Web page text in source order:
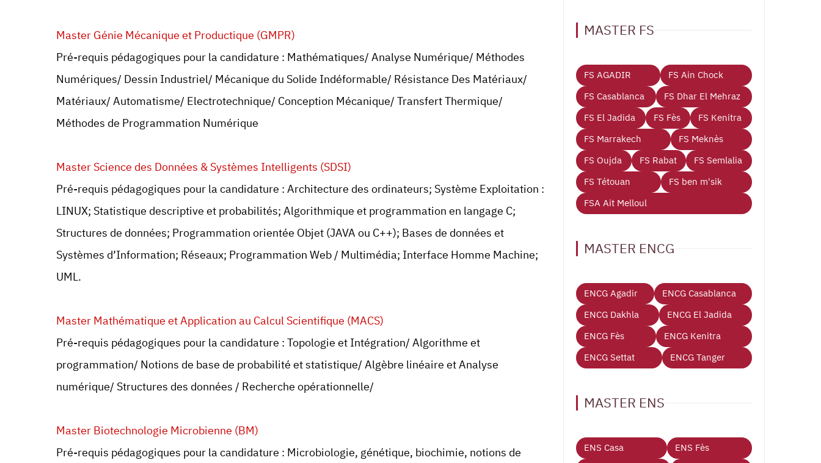
Master Génie Mécanique et Productique (GMPR)
Pré-requis pédagogiques pour la candidature : Mathématiques/ Analyse Numérique/ Méthodes
Numériques/ Dessin Industriel/ Mécanique du Solide Indéformable/ Résistance Des Matériaux/
Matériaux/ Automatisme/ Electrotechnique/ Conception Mécanique/ Transfert Thermique/
Méthodes de Programmation Numérique
Master Science des Données & Systèmes Intelligents (SDSI)
Pré-requis pédagogiques pour la candidature : Architecture des ordinateurs; Système Exploitation :
LINUX; Statistique descriptive et probabilités; Algorithmique et programmation en langage C;
Structures de données; Programmation orientée Objet (JAVA ou C++); Bases de données et
Systèmes d’Information; Réseaux; Programmation Web / Multimédia; Interface Homme Machine;
UML.
Master Mathématique et Application au Calcul Scientifique (MACS)
Pré-requis pédagogiques pour la candidature : Topologie et Intégration/ Algorithme et
programmation/ Notions de base de probabilité et statistique/ Algèbre linéaire et Analyse
numérique/ Structures des données / Recherche opérationnelle/
Master Biotechnologie Microbienne (BM)
Pré-requis pédagogiques pour la candidature : Microbiologie, génétique, biochimie, notions de
MASTER FS
FS AGADIR
FS Ain Chock
FS Casablanca
FS Dhar El Mehraz
FS El Jadida
FS Fès
FS Kenitra
FS Marrakech
FS Meknès
FS Oujda
FS Rabat
FS Semlalia
FS Tétouan
FS ben m'sik
FSA Ait Melloul
MASTER ENCG
ENCG Agadir
ENCG Casablanca
ENCG Dakhla
ENCG El Jadida
ENCG Fès
ENCG Kenitra
ENCG Settat
ENCG Tanger
MASTER ENS
ENS Casa
ENS Fès